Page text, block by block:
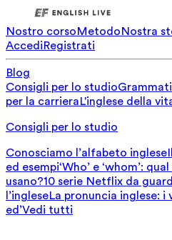
Nostro corsoMetodoNostra
AccediRegistrati
Blog
Consigli per lo studio
per la carrieraL'inglese della
Consigli per lo studio
Conosciamo l’alfabeto inglese
ed esempi‘Who’ e ‘whom’:
usano?10 serie Netflix da
l’ingleseLa pronuncia inglese: i
ed’Vedi tutti